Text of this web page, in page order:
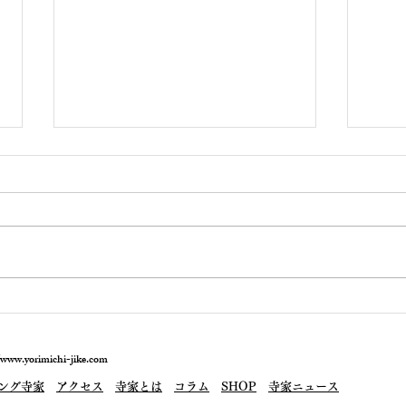
「能
jike.com
グ寺家 アクセス 寺家とは コラム SHOP 寺家ニュース